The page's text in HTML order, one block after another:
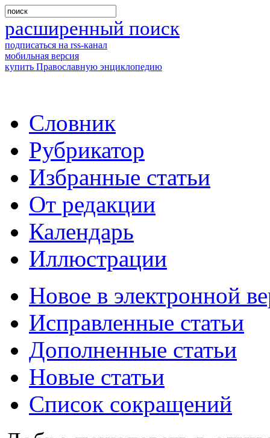
расширенный поиск
подписаться на rss-канал
мобильная версия
купить Православную энциклопедию
Словник
Рубрикатор
Избранные статьи
От редакции
Календарь
Иллюстрации
Новое в электронной
Исправленные статьи
Дополненные статьи
Новые статьи
Список сокращений